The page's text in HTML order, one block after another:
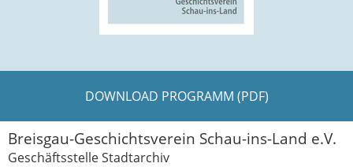
DOWNLOAD PROGRAMM (PDF)
Breisgau-Geschichtsverein Schau-ins-Land e.V.
Geschäftsstelle Stadtarchiv